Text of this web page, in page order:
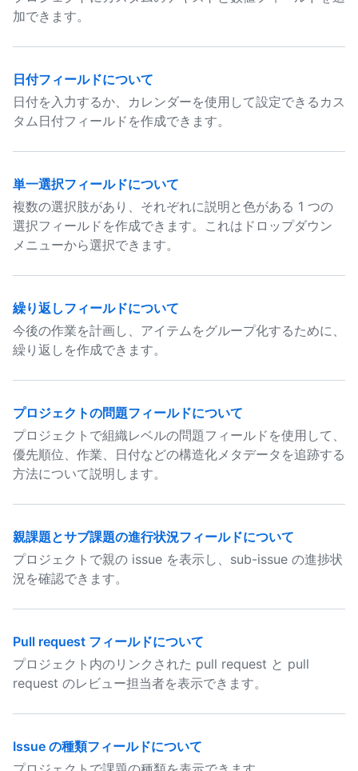
加できます。
日付フィールドについて
日付を入力するか、カレンダーを使用して設定できるカス
タム日付フィールドを作成できます。
単一選択フィールドについて
複数の選択肢があり、それぞれに説明と色がある 1 つの
選択フィールドを作成できます。これはドロップダウン
メニューから選択できます。
繰り返しフィールドについて
今後の作業を計画し、アイテムをグループ化するために、
繰り返しを作成できます。
プロジェクトの問題フィールドについて
プロジェクトで組織レベルの問題フィールドを使用して、
優先順位、作業、日付などの構造化メタデータを追跡する
方法について説明します。
親課題とサブ課題の進行状況フィールドについて
プロジェクトで親の issue を表示し、sub-issue の進捗状
況を確認できます。
Pull request フィールドについて
プロジェクト内のリンクされた pull request と pull
request のレビュー担当者を表示できます。
Issue の種類フィールドについて